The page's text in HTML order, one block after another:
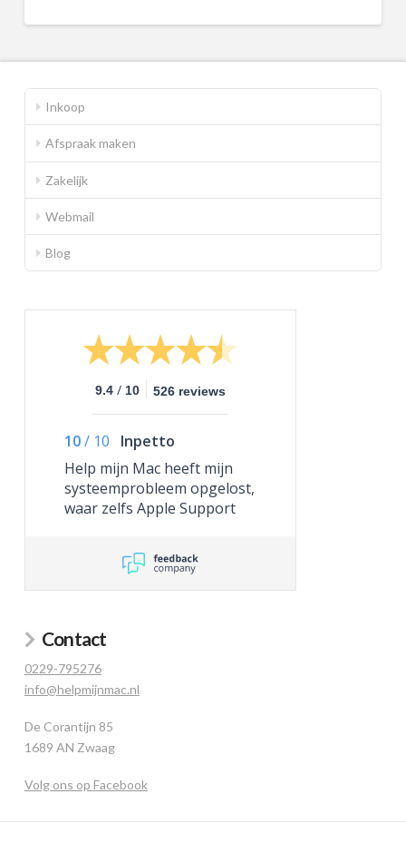
Inkoop
Afspraak maken
Zakelijk
Webmail
Blog
9.4 / 10 526 reviews
10/ 10
Inpetto
Help mijn Mac heeft mijn
systeemprobleem opgelost,
waar zelfs Apple Support
Contact
0229-795276
info@helpmijnmac.nl
De Corantijn 85
1689 AN Zwaag
Volg ons op Facebook